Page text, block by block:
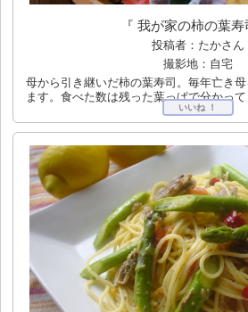
『 我が家の柿の葉寿
投稿者：たかさん
撮影地：自宅
母から引き継いだ柿の葉寿司。毎年亡き
ます。食べた数は残った葉っぱで分かっ
いいね ！